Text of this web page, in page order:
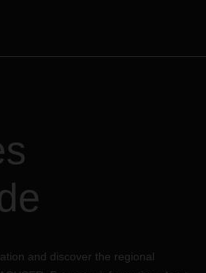
and discover the regional